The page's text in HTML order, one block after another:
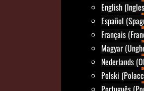
English
Español
Français
Magyar
Nederlands
Polski